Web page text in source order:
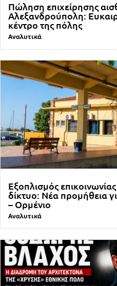
Πώληση επιχείρησης
Αλεξανδρούπολη:
κέντρο της πόλης
Αναλυτικά
Εξοπλισμός
δίκτυο: Νέα προμήθεια
– Ορμένιο
Αναλυτικά